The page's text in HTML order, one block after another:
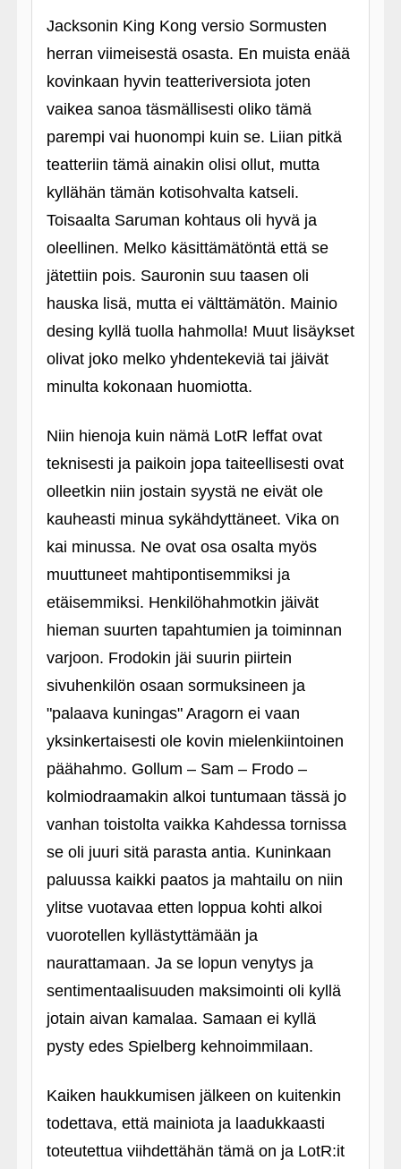
Jacksonin King Kong versio Sormusten
herran viimeisestä osasta. En muista enää
kovinkaan hyvin teatteriversiota joten
vaikea sanoa täsmällisesti oliko tämä
parempi vai huonompi kuin se. Liian pitkä
teatteriin tämä ainakin olisi ollut, mutta
kyllähän tämän kotisohvalta katseli.
Toisaalta Saruman kohtaus oli hyvä ja
oleellinen. Melko käsittämätöntä että se
jätettiin pois. Sauronin suu taasen oli
hauska lisä, mutta ei välttämätön. Mainio
desing kyllä tuolla hahmolla! Muut lisäykset
olivat joko melko yhdentekeviä tai jäivät
minulta kokonaan huomiotta.
Niin hienoja kuin nämä LotR leffat ovat
teknisesti ja paikoin jopa taiteellisesti ovat
olleetkin niin jostain syystä ne eivät ole
kauheasti minua sykähdyttäneet. Vika on
kai minussa. Ne ovat osa osalta myös
muuttuneet mahtipontisemmiksi ja
etäisemmiksi. Henkilöhahmotkin jäivät
hieman suurten tapahtumien ja toiminnan
varjoon. Frodokin jäi suurin piirtein
sivuhenkilön osaan sormuksineen ja
"palaava kuningas" Aragorn ei vaan
yksinkertaisesti ole kovin mielenkiintoinen
päähahmo. Gollum – Sam – Frodo –
kolmiodraamakin alkoi tuntumaan tässä jo
vanhan toistolta vaikka Kahdessa tornissa
se oli juuri sitä parasta antia. Kuninkaan
paluussa kaikki paatos ja mahtailu on niin
ylitse vuotavaa etten loppua kohti alkoi
vuorotellen kyllästyttämään ja
naurattamaan. Ja se lopun venytys ja
sentimentaalisuuden maksimointi oli kyllä
jotain aivan kamalaa. Samaan ei kyllä
pysty edes Spielberg kehnoimmilaan.
Kaiken haukkumisen jälkeen on kuitenkin
todettava, että mainiota ja laadukkaasti
toteutettua viihdettähän tämä on ja LotR:it